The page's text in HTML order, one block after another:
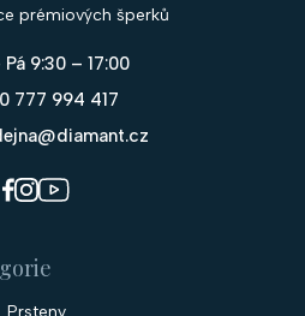
prémiových šperků
Pá 9:30 – 17:00
777 994 417
Prsteny